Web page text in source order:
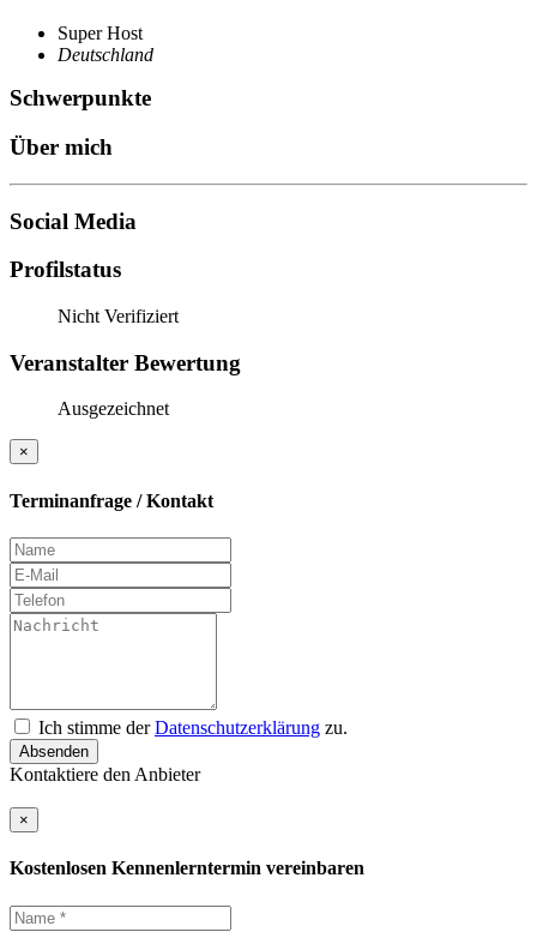
Super Host
Deutschland
Schwerpunkte
Über mich
Social Media
Profilstatus
Nicht Verifiziert
Veranstalter Bewertung
Ausgezeichnet
×
Terminanfrage / Kontakt
Ich stimme derDatenschutzerklärung zu.
Absenden
Kontaktiere den Anbieter
×
Kostenlosen Kennenlerntermin vereinbaren